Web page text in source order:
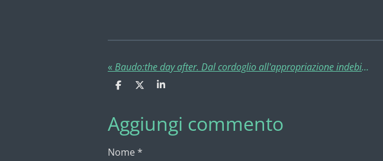
« Baudo:the day after. Dal cordoglio all'appropriazione indebita
C
i
v
d
C
d
v
d
C
i
Aggiungi commento
Nome *